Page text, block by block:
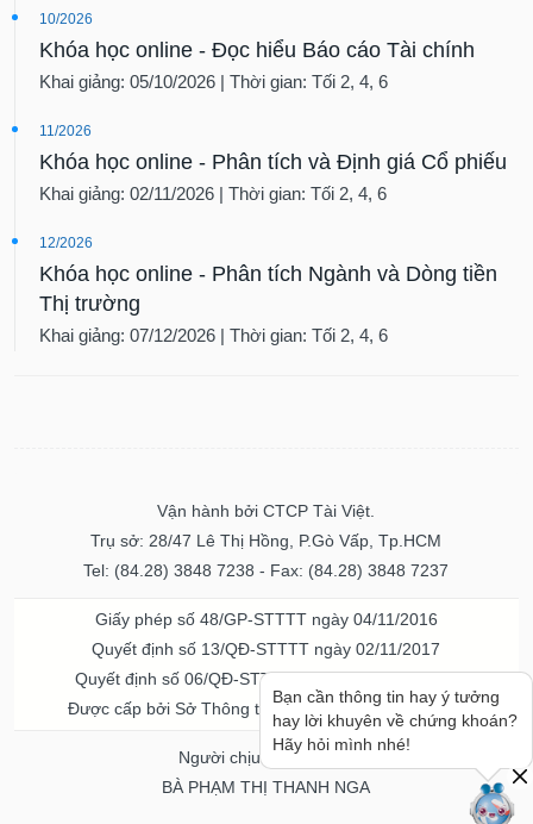
10/2026
Khóa học online - Đọc hiểu Báo cáo Tài chính
Khai giảng: 05/10/2026 | Thời gian: Tối 2, 4, 6
11/2026
Khóa học online - Phân tích và Định giá Cổ phiếu
Khai giảng: 02/11/2026 | Thời gian: Tối 2, 4, 6
12/2026
Khóa học online - Phân tích Ngành và Dòng tiền
Thị trường
Khai giảng: 07/12/2026 | Thời gian: Tối 2, 4, 6
Vận hành bởi CTCP Tài Việt.
Trụ sở: 28/47 Lê Thị Hồng, P.Gò Vấp, Tp.HCM
Tel: (84.28) 3848 7238 - Fax: (84.28) 3848 7237
Giấy phép số 48/GP-STTTT ngày 04/11/2016
Quyết định số 13/QĐ-STTTT ngày 02/11/2017
Quyết định số 06/QĐ-STTTT-ICP ngày 20/07/2023
Được cấp bởi Sở Thông tin và Truyền thông TPHCM
Người chịu trách nhiệm
BÀ PHẠM THỊ THANH NGA
Bạn cần thông tin hay ý tưởng
hay lời khuyên về chứng khoán?
Hãy hỏi mình nhé!